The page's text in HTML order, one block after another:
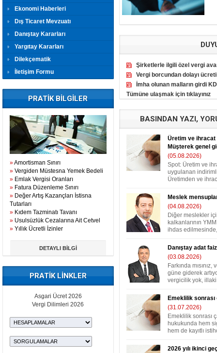
Ekonomi Haberleri
Dış Ticaret Mevzuatı
Danıştay Kararları
Yargıtay Kararları
Dilekçematik
İletişim Formu
PRATİK BİLGİLER
»Amortisman Sınırı
» Vergiden Müstesna Yemek Bedeli
» Emlak Vergisi Oranları
» Fatura Düzenleme Sınırı
» Değer Artış Kazançları İstisna
Tutarları
» Kıdem Tazminatı Tavanı
» Usulsüzlük Cezalarına Ait Cetvel
» Yıllık Ücretli İzinler
DETAYLI BİLGİ
PRATİK LİNKLER
Asgari Ücret 2026
Vergi Dilimleri 2026
Şirketlerle ilgili özel vergi
Vergi borcundan dolayı
İmha olunan malların girdi
Tümüne ulaşmak için tıklayınız
BASINDAN YAZI,
Üretim ve ihracat
Müşterek genel
(05.08.2026)
Spot: Üretim ve
uygulanan
Üretimden ve
Meslek
(04.08.2026)
Diğer meslekler
kalkanlarının
ihdas
Danıştay adat
(03.08.2026)
Farkında
güne giderek
vergicilik yok,
Emeklilik
(31.07.2026)
Emeklilik sonrası
hukukunda hem
hem de kayıtlı
2026 yılı ikinci